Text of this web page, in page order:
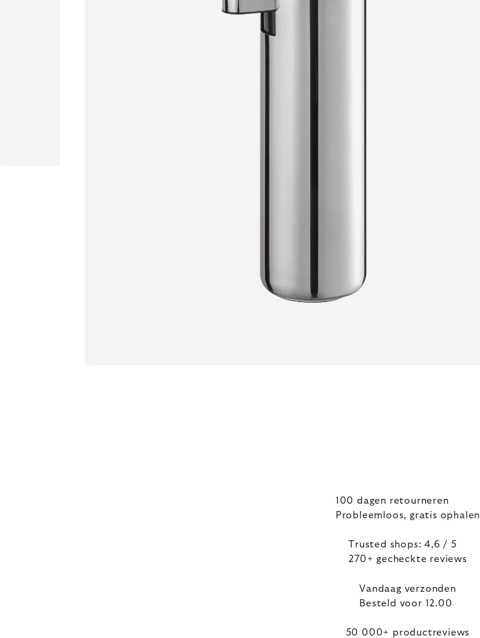
100 dagen retourneren
Probleemloos, gratis ophalen
Trusted shops: 4,6 / 5
270+ gecheckte reviews
Vandaag verzonden
Besteld voor 12.00
50 000+ productreviews